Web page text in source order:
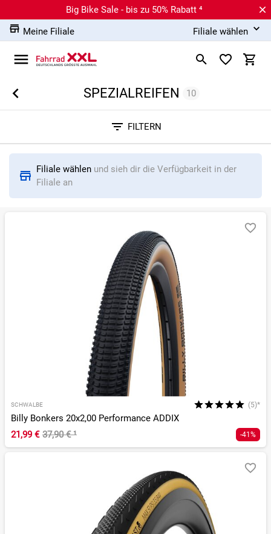
Big Bike Sale - bis zu 50% Rabatt ⁴
Meine Filiale
Filiale wählen
SPEZIALREIFEN 10
FILTERN
Filiale wählen und sieh dir die Verfügbarkeit in der
Filiale an
SCHWALBE (5)*
Billy Bonkers 20x2,00 Performance ADDIX
21,99 € 37,90 €¹ -41%